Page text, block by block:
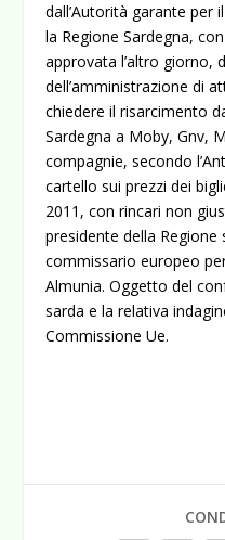
dall’Autorità garante per
la Regione Sardegna,
approvata l’altro giorno,
dell’amministrazione di
chiedere il risarcimento
Sardegna a Moby, Gnv,
compagnie, secondo
cartello sui prezzi dei
2011, con rincari non
presidente della
commissario europeo
Almunia. Oggetto del
sarda e la relativa
Commissione Ue.